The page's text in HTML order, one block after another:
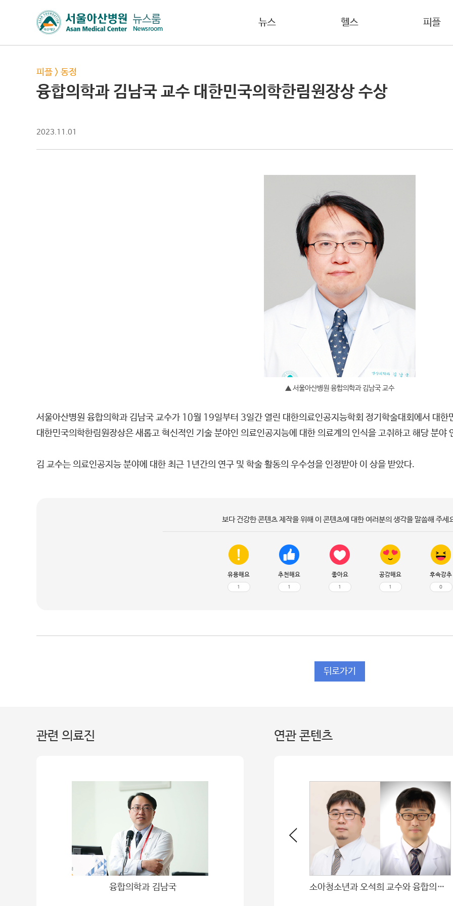
뉴스 헬스 피플
피플 > 동정
융합의학과 김남국 교수 대한민국의학한림원장상 수상
2023.11.01
▲ 서울아산병원 융합의학과 김남국 교수
서울아산병원 융합의학과 김남국 교수가 10월 19일부터 3일간 열린 대한의료인공지능학회 정기학술대회에서 대한
대한민국의학한림원장상은 새롭고 혁신적인 기술 분야인 의료인공지능에 대한 의료계의 인식을 고취하고 해당 분야
김 교수는 의료인공지능 분야에 대한 최근 1년간의 연구 및 학술 활동의 우수성을 인정받아 이 상을 받았다.
보다 건강한 콘텐츠 제작을 위해 이 콘텐츠에 대한 여러분의 생각을 말씀해 주세
유용해요
1
추천해요
1
좋아요
1
공감해요
1
후속강추
0
뒤로가기
관련 의료진
융합의학과 김남국
연관 콘텐츠
소아청소년과 오석희 교수와 융합의학과 김인기 교수팀 연구비 수주